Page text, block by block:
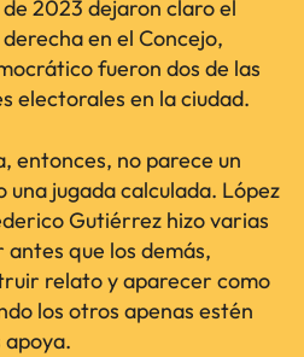
2023 dejaron claro el
en el Concejo,
fueron dos de las
electorales en la ciudad.
entonces, no parece un
una jugada calculada. López
Gutiérrez hizo varias
que los demás,
relato y aparecer como
los otros apenas estén